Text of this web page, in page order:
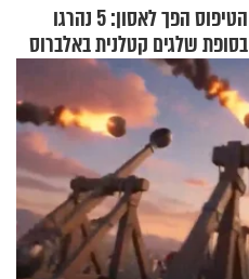
הטיפוס הפך לאסון: 5 נהרגו
בסופת שלגים קטלנית באלברוס